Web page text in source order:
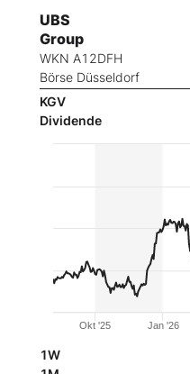
UBS
Group
WKN A12DFH
Börse Düsseldorf
KGV
Dividende
Okt '25 Jan '26
1W